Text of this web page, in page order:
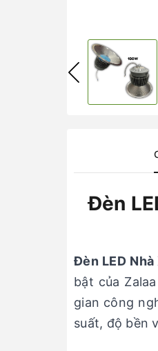
Đèn
Đèn LED
bật của
gian công
suất, độ bền